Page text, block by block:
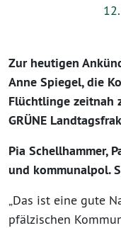
Zur heutigen
Anne Spiegel, die
Flüchtlinge zeitnah
GRÜNE
Pia Schellhammer,
und kommunalpol.
„Das ist eine gute
pfälzischen